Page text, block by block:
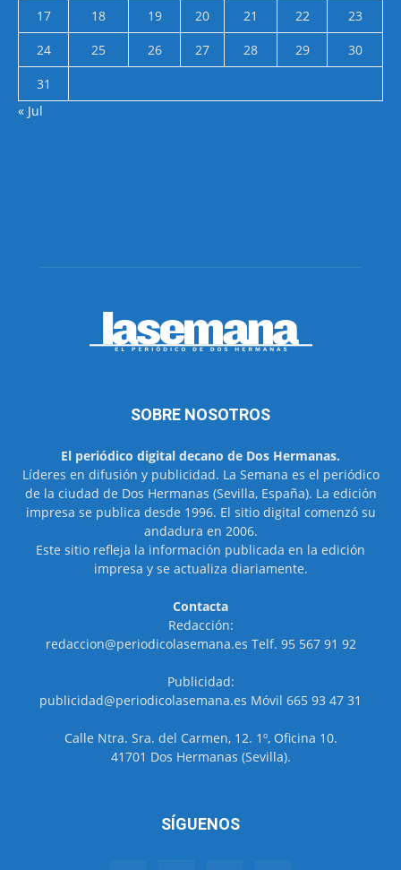
17
18 19 20 21 22
23
24
25 26 27 28 29
30
31
« Jul
SOBRE NOSOTROS
El periódico digital decano de Dos Hermanas.
Líderes en difusión y publicidad. La Semana es el periódico
de la ciudad de Dos Hermanas (Sevilla, España). La edición
impresa se publica desde 1996. El sitio digital comenzó su
andadura en 2006.
Este sitio refleja la información publicada en la edición
impresa y se actualiza diariamente.
Contacta
Redacción:
redaccion@periodicolasemana.es Telf. 95 567 91 92
Publicidad:
publicidad@periodicolasemana.es Móvil 665 93 47 31
Calle Ntra. Sra. del Carmen, 12. 1º, Oficina 10.
41701 Dos Hermanas (Sevilla).
SÍGUENOS